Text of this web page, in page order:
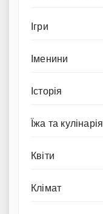
Ігри
Іменини
Історія
Їжа та кулінарія
Квіти
Клімат